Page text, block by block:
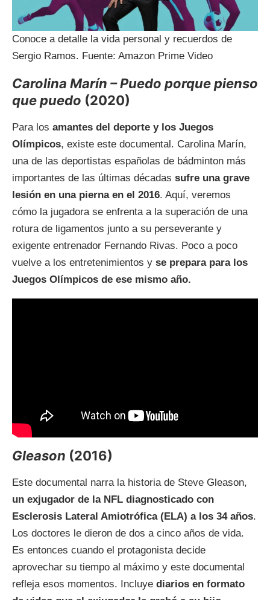
Conoce a detalle la vida personal y recuerdos de
Sergio Ramos. Fuente: Amazon Prime Video
Carolina Marín – Puedo porque pienso
que puedo (2020)
Para los amantes del deporte y los Juegos
Olímpicos, existe este documental. Carolina Marín,
una de las deportistas españolas de bádminton más
importantes de las últimas décadas sufre una grave
lesión en una pierna en el 2016. Aquí, veremos
cómo la jugadora se enfrenta a la superación de una
rotura de ligamentos junto a su perseverante y
exigente entrenador Fernando Rivas. Poco a poco
vuelve a los entretenimientos y se prepara para los
Juegos Olímpicos de ese mismo año.
Gleason (2016)
Este documental narra la historia de Steve Gleason,
un exjugador de la NFL diagnosticado con
Esclerosis Lateral Amiotrófica (ELA) a los 34 años.
Los doctores le dieron de dos a cinco años de vida.
Es entonces cuando el protagonista decide
aprovechar su tiempo al máximo y este documental
refleja esos momentos. Incluye diarios en formato